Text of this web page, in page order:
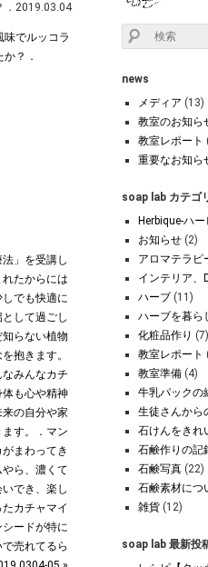
．2019.03.04
」を受講し
たからには
でも快適に
して過ごし
らない植物
抱きます。
みんなカチ
も心や精神
の自分や家
す。．マン
まわってき
ら、濃くて
でき、楽し
カチャマイ
ードが特に
売れてるら
news
メディア (13)
教室のお知ら
教室レポート
重要なお知ら
soap lab カテゴ
Herbique-ハ
お知らせ (2)
アロマテラピ
インテリア、
ハーブ (11)
ハーブを暮ら
化粧品作り (7)
教室レポート
教室準備 (4)
牛乳パックの
生徒さんから
石けんをきれ
石鹸作りの記
石鹸写真 (22)
石鹸素材につ
雑貨 (12)
soap lab 最新投